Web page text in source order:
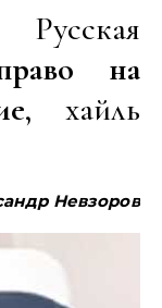
на
, хайль
Невзоров